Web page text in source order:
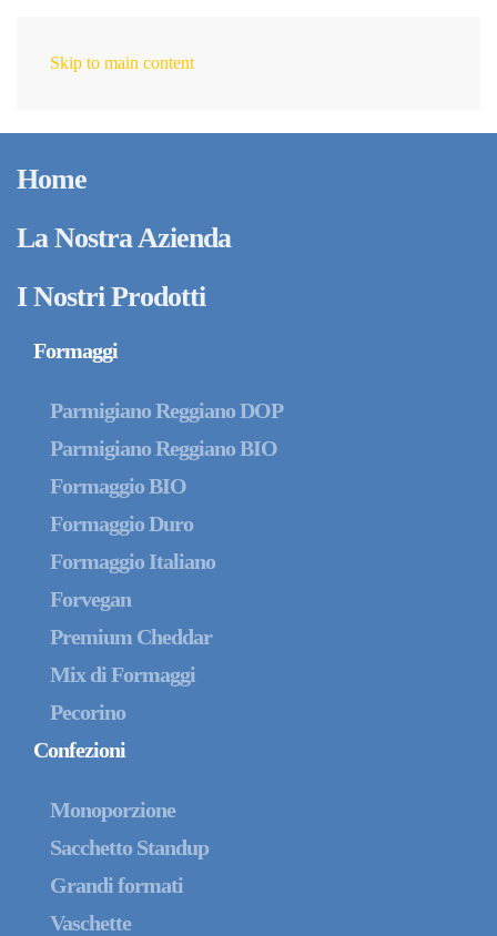
Skip to main content
Home
La Nostra Azienda
I Nostri Prodotti
Formaggi
Parmigiano Reggiano DOP
Parmigiano Reggiano BIO
Formaggio BIO
Formaggio Duro
Formaggio Italiano
Forvegan
Premium Cheddar
Mix di Formaggi
Pecorino
Confezioni
Monoporzione
Sacchetto Standup
Grandi formati
Vaschette